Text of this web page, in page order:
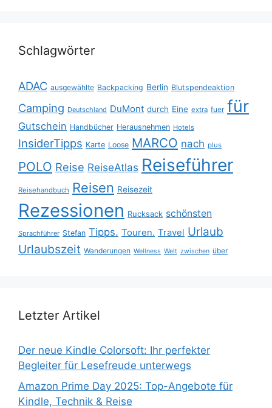
Schlagwörter
ADAC ausgewählte Backpacking Berlin Blutspendeaktion
Camping Deutschland DuMont durch Eine extra fuer für
Gutschein Handbücher Herausnehmen Hotels
InsiderTipps Karte Loose MARCO nach plus
POLO Reise ReiseAtlas Reiseführer
Reisehandbuch Reisen Reisezeit
Rezessionen Rucksack schönsten
Sprachführer Stefan Tipps. Touren. Travel Urlaub
Urlaubszeit Wanderungen Wellness Welt zwischen über
Letzter Artikel
Der neue Kindle Colorsoft: Ihr perfekter
Begleiter für Lesefreude unterwegs
Amazon Prime Day 2025: Top-Angebote für
Kindle, Technik & Reise